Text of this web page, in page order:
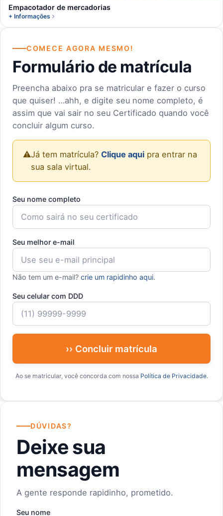
Empacotador de mercadorias
+ Informações
COMECE AGORA MESMO!
Formulário de matrícula
Preencha abaixo pra se matricular e fazer o curso
que quiser! …ahh, e digite seu nome completo, é
assim que vai sair no seu Certificado quando você
concluir algum curso.
⚠️Já tem matrícula? Clique aqui pra entrar na
sua sala virtual.
Seu nome completo
Seu melhor e-mail
Não tem um e-mail? crie um rapidinho aqui.
Seu celular com DDD
›› Concluir matrícula
Ao se matricular, você concorda com nossa Política de Privacidade.
DÚVIDAS?
Deixe sua
mensagem
A gente responde rapidinho, prometido.
Seu nome